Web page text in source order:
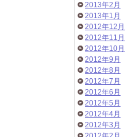
2013年2月
2013年1月
2012年12月
2012年11月
2012年10月
2012年9月
2012年8月
2012年7月
2012年6月
2012年5月
2012年4月
2012年3月